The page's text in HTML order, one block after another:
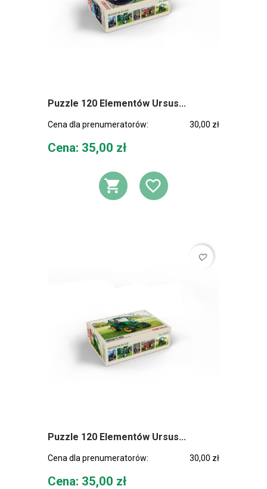
Puzzle 120 Elementów Ursus...
Cena dla prenumeratorów: 30,00 zł
Cena
Cena: 35,00 zł
DODAJ DO
DODAJ DO
favorite_border
Puzzle 120 Elementów Ursus...
Cena dla prenumeratorów: 30,00 zł
Cena
Cena: 35,00 zł